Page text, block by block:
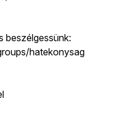
beszélgessünk:
hatekonysag